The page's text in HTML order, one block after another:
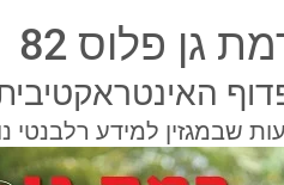
גן פלוס 82
שבמגזין למידע רלבנטי